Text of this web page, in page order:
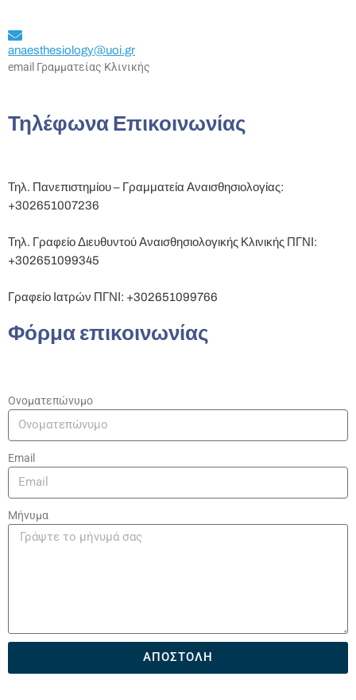
anaesthesiology@uoi.gr
email Γραμματείας Κλινικής
Τηλέφωνα Επικοινωνίας
Τηλ. Πανεπιστημίου – Γραμματεία Αναισθησιολογίας:
+302651007236
Τηλ. Γραφείο Διευθυντού Αναισθησιολογικής Κλινικής ΠΓΝΙ:
+302651099345
Γραφείο Ιατρών ΠΓΝΙ: +302651099766
Φόρμα επικοινωνίας
Ονοματεπώνυμο
Email
Μήνυμα
ΑΠΟΣΤΟΛΉ